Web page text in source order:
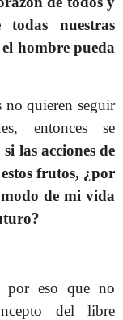
nuestras
hombre pueda
no quieren seguir
entonces se
si las acciones de
frutos, ¿por
de mi vida
por eso que no
del libre